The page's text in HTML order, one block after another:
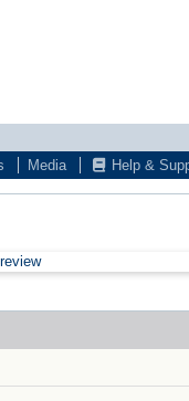
Media Help &